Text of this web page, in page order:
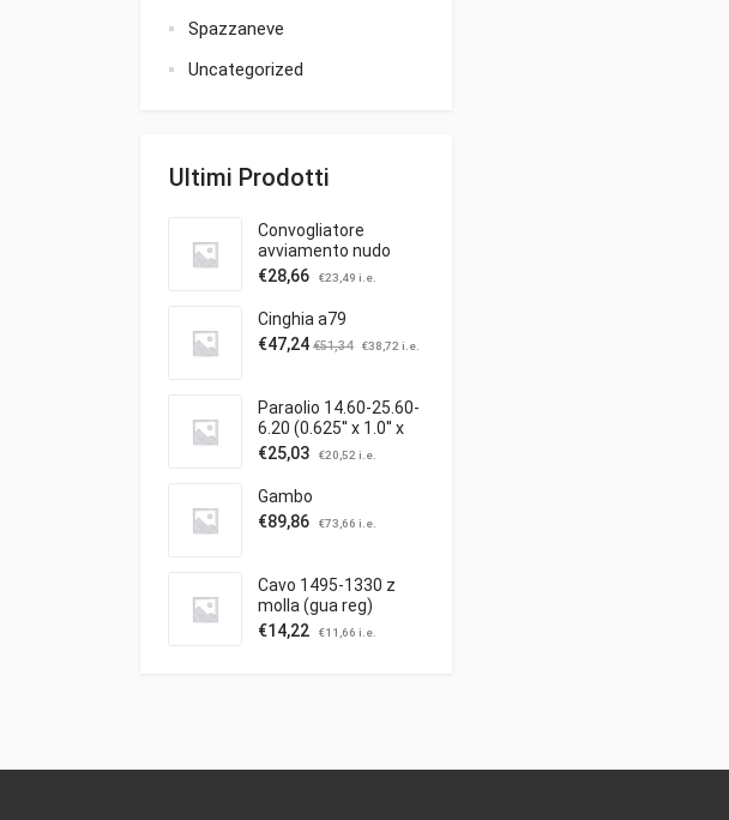
Spazzaneve
Uncategorized
Ultimi Prodotti
Convogliatore
avviamento nudo
€28,66 €23,49 i.e.
Cinghia a79
€47,24 €51,34 €38,72 i.e.
Paraolio 14.60-25.60-
6.20 (0.625'' x 1.0'' x
0.25'')
€25,03 €20,52 i.e.
Gambo
€89,86 €73,66 i.e.
Cavo 1495-1330 z
molla (gua reg)
trazione
€14,22 €11,66 i.e.